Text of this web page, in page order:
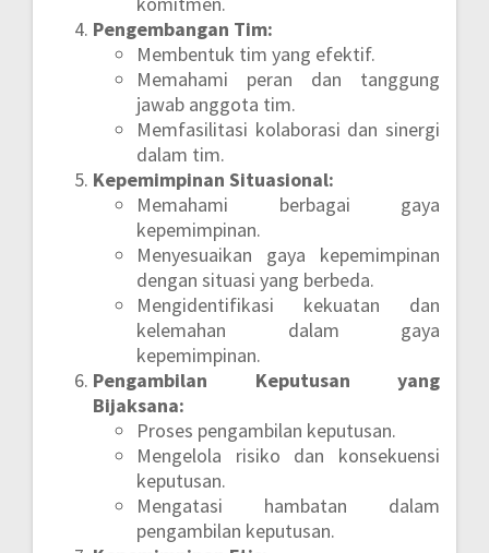
Pengembangan Tim:
Membentuk tim yang efektif.
Memahami peran dan tanggung
jawab anggota tim.
Memfasilitasi kolaborasi dan sinergi
dalam tim.
Kepemimpinan Situasional:
Memahami berbagai gaya
kepemimpinan.
Menyesuaikan gaya kepemimpinan
dengan situasi yang berbeda.
Mengidentifikasi kekuatan dan
kelemahan dalam gaya
kepemimpinan.
Pengambilan Keputusan yang
Bijaksana:
Proses pengambilan keputusan.
Mengelola risiko dan konsekuensi
keputusan.
Mengatasi hambatan dalam
pengambilan keputusan.